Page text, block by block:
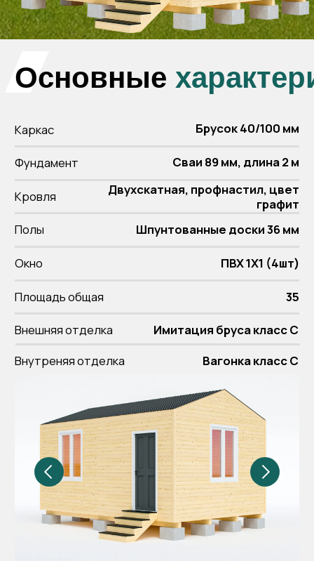
Внешняя отделка
Имитация бруса класс С
Внутреняя отделка
Вагонка класс С